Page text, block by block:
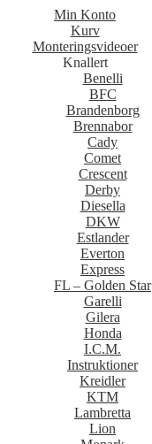
Min Konto
Kurv
Monteringsvideoer
Knallert
Benelli
BFC
Brandenborg
Brennabor
Cady
Comet
Crescent
Derby
Diesella
DKW
Estlander
Everton
Express
FL – Golden Star
Garelli
Gilera
Honda
I.C.M.
Instruktioner
Kreidler
KTM
Lambretta
Lion